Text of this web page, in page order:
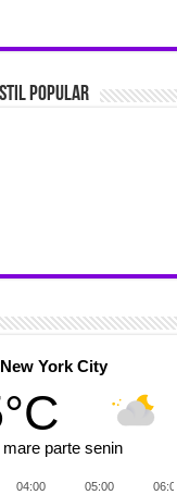
Stil Popular
New York City
mare parte senin
04:00 05:00 06:00